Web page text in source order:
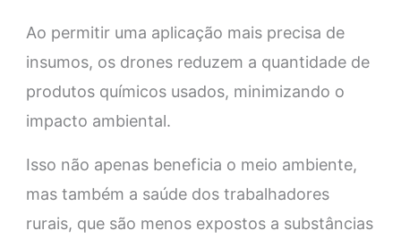
Ao permitir uma aplicação mais precisa de
insumos, os drones reduzem a quantidade de
produtos químicos usados, minimizando o
impacto ambiental.
Isso não apenas beneficia o meio ambiente,
mas também a saúde dos trabalhadores
rurais, que são menos expostos a substâncias